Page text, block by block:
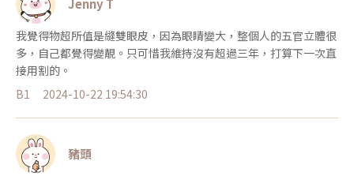
Jenny T
我覺得物超所值是縫雙眼皮，因為眼睛變大，整個人的五官立體很
多，自己都覺得變靚。只可惜我維持沒有超過三年，打算下一次直
接用割的。
B1
2024-10-22 19:54:30
豬頭